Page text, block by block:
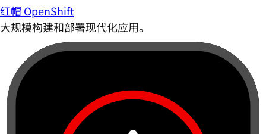
红帽 OpenShift
大规模构建和部署现代化应用。